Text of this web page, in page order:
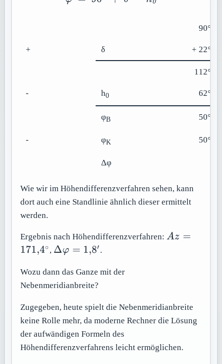
0
90°
+ δ + 22°
112°
- h0 62°
φB 50°
- φK 50°
Δφ
Wie wir im Höhendifferenzverfahren sehen, kann
dort auch eine Standlinie ähnlich dieser ermittelt
werden.
Ergebnis nach Höhendifferenzverfahren:Az =
Az =
171,4∘, \Delta
=
1{,}8'
Δφ = 1,8′ .
Wozu dann das Ganze mit der
Nebenmeridianbreite?
Zugegeben, heute spielt die Nebenmeridianbreite
keine Rolle mehr, da moderne Rechner die Lösung
der aufwändigen Formeln des
Höhendifferenzverfahrens leicht ermöglichen.